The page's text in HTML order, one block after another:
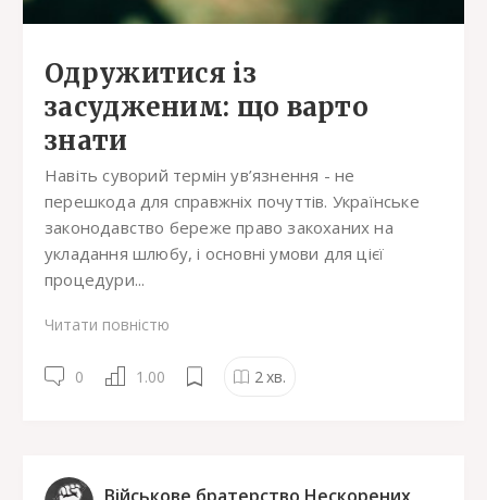
Одружитися із
засудженим: що варто
знати
Навіть суворий термін ув’язнення - не
перешкода для справжніх почуттів. Українське
законодавство береже право закоханих на
укладання шлюбу, і основні умови для цієї
процедури...
Читати повністю
0 1.00 2хв.